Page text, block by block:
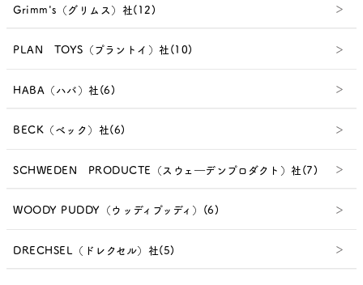
Grimm's（グリムス）社(12)
PLAN TOYS（プラントイ）社(10)
HABA（ハバ）社(6)
BECK（ベック）社(6)
SCHWEDEN PRODUCTE（スウェ―デンプロダクト）社(7)
WOODY PUDDY（ウッディプッディ）(6)
DRECHSEL（ドレクセル）社(5)